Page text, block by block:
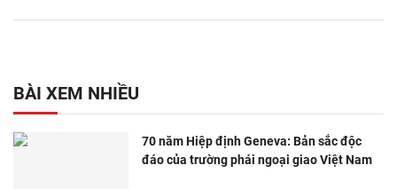
BÀI XEM NHIỀU
70 năm Hiệp định Geneva: Bản sắc độc
đáo của trường phái ngoại giao Việt Nam